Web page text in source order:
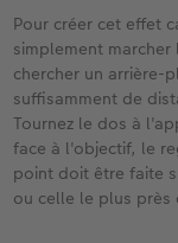
Pour créer cet effet
simplement
chercher un arrière-
suffisamment de
Tournez le dos à
face à l'objectif, le
point doit être faite
ou celle le plus près